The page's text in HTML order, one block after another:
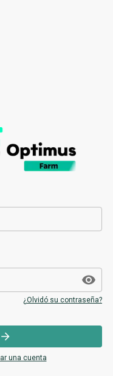
¿Olvidó su contraseña?
una cuenta